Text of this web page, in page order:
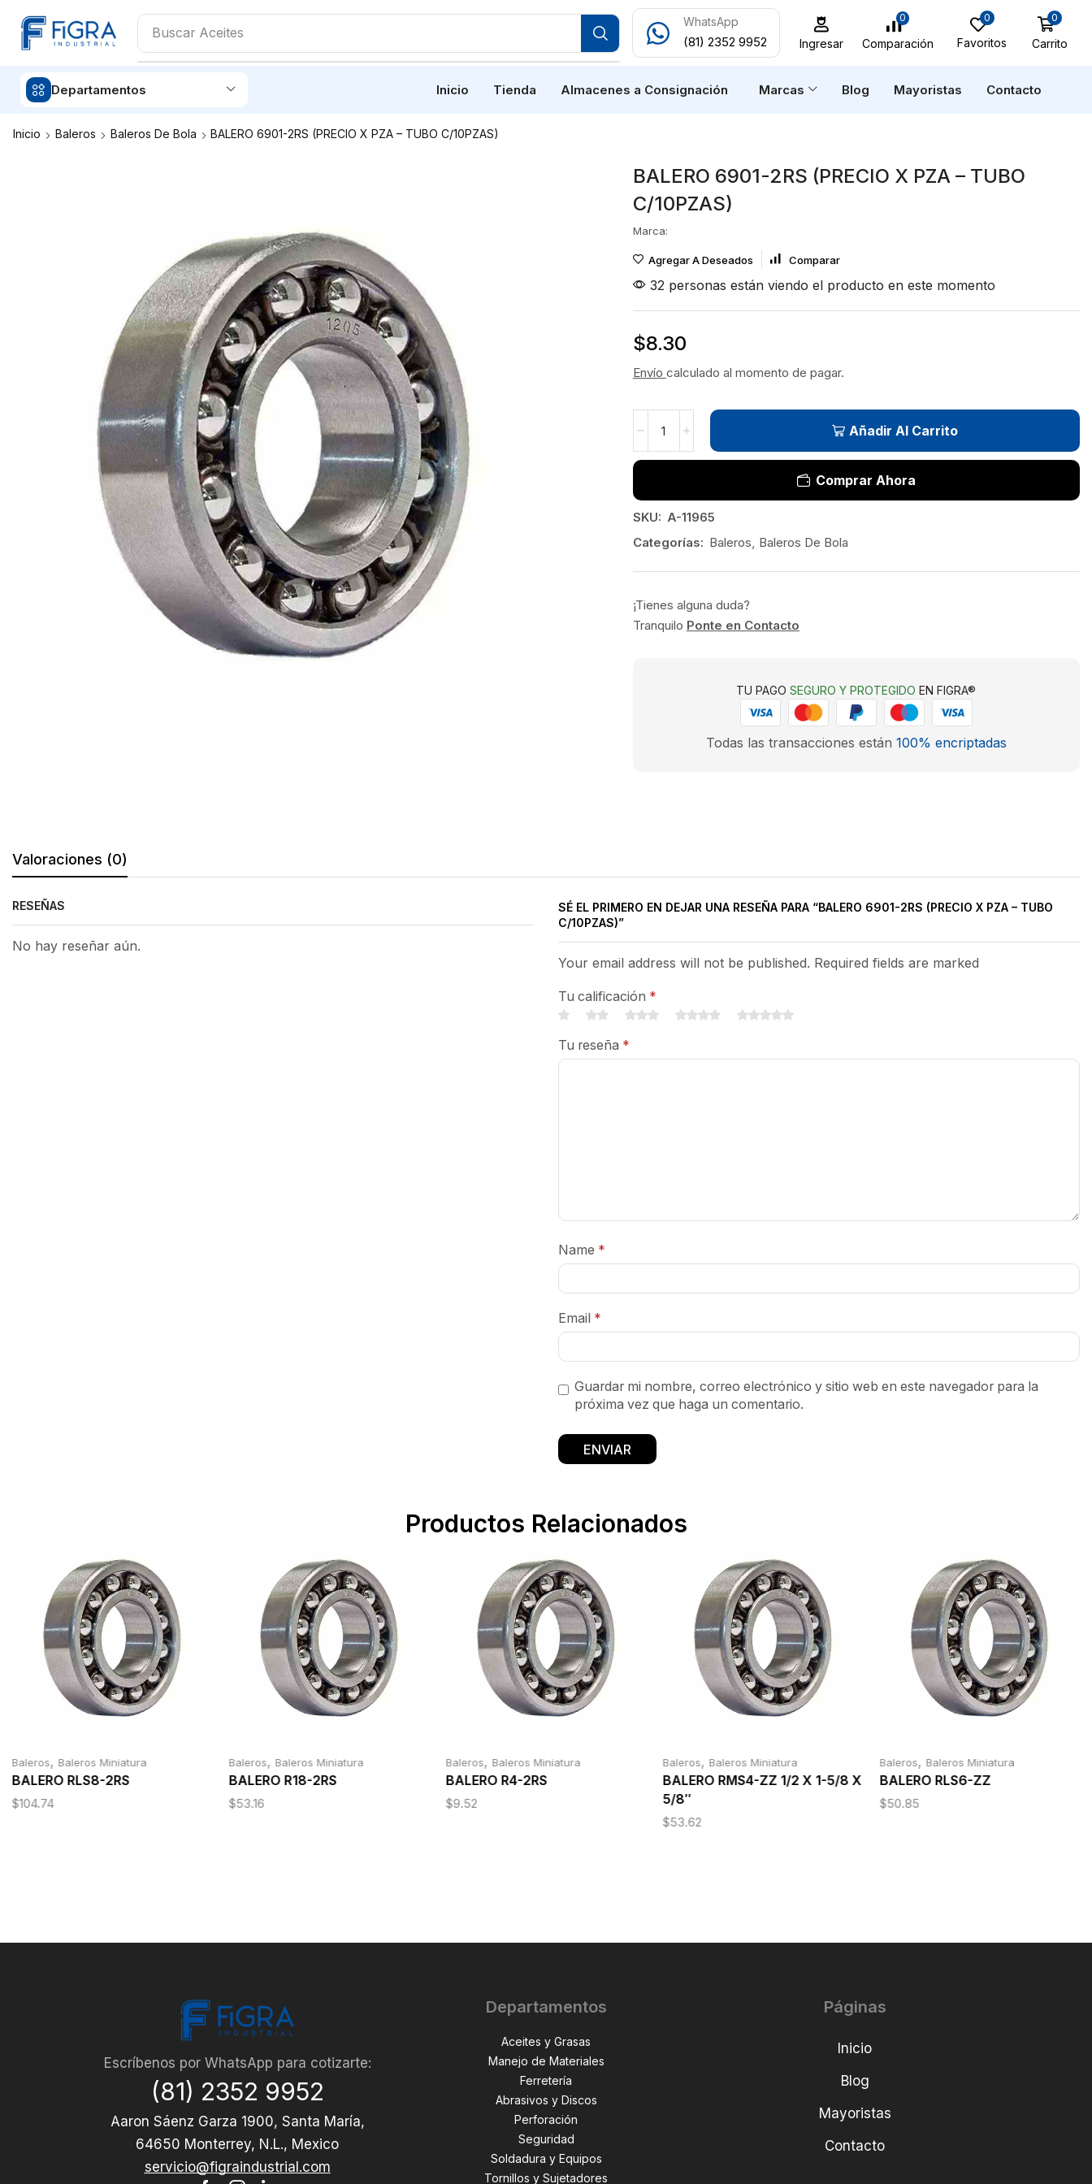
Buscar
WhatsApp
(81) 2352 9952 Ingresar
0
Comparación
0
Favoritos
0
Carrito
Departamentos Inicio Tienda Almacenes a Consignación Marcas Blog Mayoristas Contacto
Inicio Baleros Baleros De Bola BALERO 6901-2RS (PRECIO X PZA – TUBO C/10PZAS)
BALERO 6901-2RS (PRECIO X PZA – TUBO
C/10PZAS)
Marca:
Agregar A Deseados Comparar
32 personas están viendo el producto en este momento
$8.30
Envío calculado al momento de pagar.
Añadir Al Carrito
Comprar Ahora
SKU: A-11965
Categorías: Baleros, Baleros De Bola
¡Tienes alguna duda?
Tranquilo Ponte en Contacto
TU PAGOSEGURO Y PROTEGIDO EN FIGRA®
Todas las transacciones están 100% encriptadas
Valoraciones (0)
RESEÑAS
No hay reseñar aún.
SÉ EL PRIMERO EN DEJAR UNA RESEÑA PARA “BALERO 6901-2RS (PRECIO X PZA – TUBO
C/10PZAS)”
Your email address will not be published. Required fields are marked
Tu calificación *
Tu reseña *
Name *
Email *
Guardar mi nombre, correo electrónico y sitio web en este navegador para la
próxima vez que haga un comentario.
Productos Relacionados
Baleros, Baleros Miniatura
BALERO RLS8-2RS
$104.74
Baleros, Baleros Miniatura
BALERO R18-2RS
$53.16
Baleros, Baleros Miniatura
BALERO R4-2RS
$9.52
Baleros, Baleros Miniatura
BALERO RMS4-ZZ 1/2 X 1-5/8 X
5/8″
$53.62
Baleros, Baleros Miniatura
BALERO RLS6-ZZ
$50.85
Escríbenos por WhatsApp para cotizarte:
(81) 2352 9952
Aaron Sáenz Garza 1900, Santa María,
64650 Monterrey, N.L., Mexico
servicio@figraindustrial.com
Departamentos
Aceites y Grasas
Manejo de Materiales
Ferretería
Abrasivos y Discos
Perforación
Seguridad
Soldadura y Equipos
Tornillos y Sujetadores
Páginas
Inicio
Blog
Mayoristas
Contacto